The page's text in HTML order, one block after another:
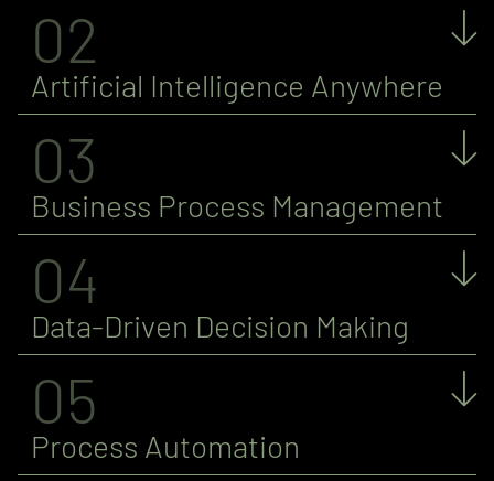
02
Artificial Intelligence Anywhere
03
Business Process Management
04
Data-Driven Decision Making
05
Process Automation